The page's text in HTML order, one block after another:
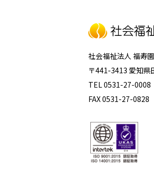
社会福祉法人 福寿園
〒441-3413 愛知県
TEL 0531-27-0008
FAX 0531-27-0828